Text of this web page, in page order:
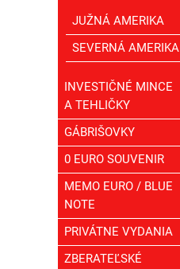
JUŽNÁ AMERIKA
SEVERNÁ AMERIKA
INVESTIČNÉ MINCE
A TEHLIČKY
GÁBRIŠOVKY
0 EURO SOUVENIR
MEMO EURO / BLUE
NOTE
PRIVÁTNE VYDANIA
ZBERATEĽSKÉ